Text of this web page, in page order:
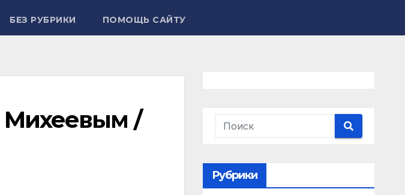
БЕЗ РУБРИКИ ПОМОЩЬ САЙТУ
Михеевым /
Рубрики